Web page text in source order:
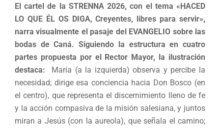
El cartel de la STRENNA 2026, con el tema «HACED
LO QUE ÉL OS DIGA, Creyentes, libres para servir»,
narra visualmente el pasaje del EVANGELIO sobre las
bodas de Caná. Siguiendo la estructura en cuatro
partes propuesta por el Rector Mayor, la ilustración
destaca: María (a la izquierda) observa y percibe la
necesidad; dirige esa conciencia hacia Don Bosco (en
el centro), que representa el discernimiento lleno de fe
y la acción compasiva de la misión salesiana, y juntos
miran a Jesús (con la aureola), que señala el camino;